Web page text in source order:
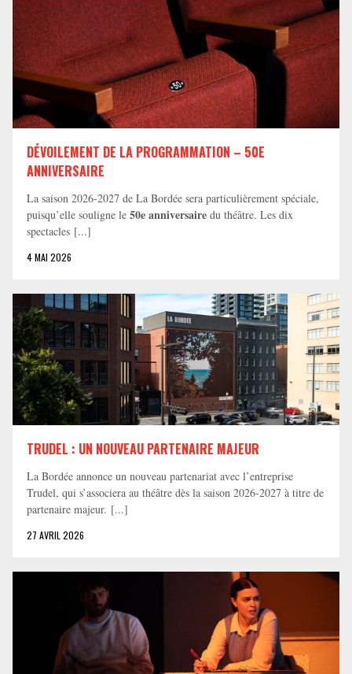
DÉVOILEMENT DE LA PROGRAMMATION – 50E
ANNIVERSAIRE
La saison 2026-2027 de La Bordée sera particulièrement spéciale,
puisqu’elle souligne le 50e anniversaire du théâtre. Les dix
spectacles [...]
4 MAI 2026
TRUDEL : UN NOUVEAU PARTENAIRE MAJEUR
La Bordée annonce un nouveau partenariat avec l’entreprise
Trudel, qui s’associera au théâtre dès la saison 2026-2027 à titre de
partenaire majeur. [...]
27 AVRIL 2026